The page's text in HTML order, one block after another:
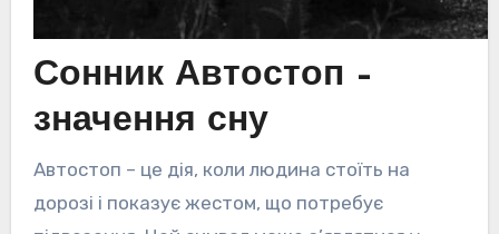
Сонник Автостоп –
значення сну
Автостоп – це дія, коли людина стоїть на
дорозі і показує жестом, що потребує